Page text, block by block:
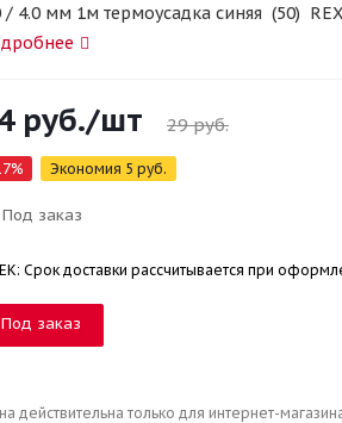
/ 4.0 мм 1м термоусадка синяя (50)
руб./шт 29руб.
% Экономия 5 руб.
Под заказ
Срок доставки рассчитывается при
Под заказ
действительна только для интернет-